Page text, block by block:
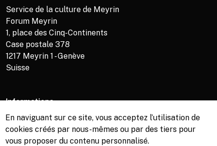
Service de la culture de Meyrin
Forum Meyrin
1, place des Cinq-Continents
Case postale 378
1217 Meyrin 1 - Genève
Suisse
Informations
Service de la culture +41 (0)22 989 16 69
Billetterie +41 (0)22 989 34 34
Bibliothèque +41 (0)22 989 34 74
En naviguant sur ce site, vous acceptez l’utilisation de
cookies créés par nous-mêmes ou par des tiers pour
vous proposer du contenu personnalisé.